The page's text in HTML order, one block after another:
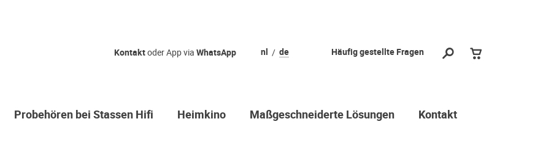
Häufig gestellte Fragen
nl de
Kontaktoder App via WhatsApp
Probehören bei Stassen Hifi Heimkino Maßgeschneiderte Lösungen Kontakt